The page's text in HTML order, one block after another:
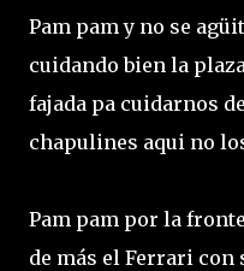
Pam pam y no se
cuidando bien la
fajada pa cuidarnos
chapulines aqui no
Pam pam por la
de más el Ferrari con